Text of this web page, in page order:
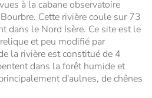
à la cabane observatoire
Cette rivière coule sur 73
dans le Nord Isère. Ce site est le
et peu modifié par
la rivière est constitué de 4
dans la forêt humide et
d'aulnes, de chênes